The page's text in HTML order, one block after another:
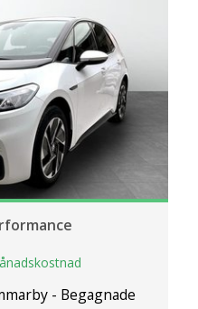
alltid ändra dina
- Begagnade